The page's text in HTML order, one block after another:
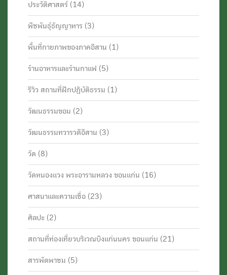
ประวัติศาสตร์ (14)
พืชพันธุ์ธัญญาหาร (3)
พื้นที่กายภาพของภาคอีสาน (1)
ร้านอาหารและร้านกาแฟ (5)
รีวิว สถานที่ฝึกปฏิบัติธรรม (1)
วัฒนธรรมขอม (2)
วัฒนธรรมทวารวดีอีสาน (3)
วัด (8)
วัดหนองแวง พระอารามหลวง ขอนแก่น (16)
ศาสนาและความเชื่อ (23)
ศิลปะ (2)
สถานที่ท่องเที่ยวบริเวณบึงแก่นนคร ขอนแก่น (21)
สารพัดพาชม (5)